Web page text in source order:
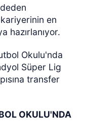
en
hazırlanıyor.
Okulu'nda
Süper Lig
transfer
OKULU'NDA